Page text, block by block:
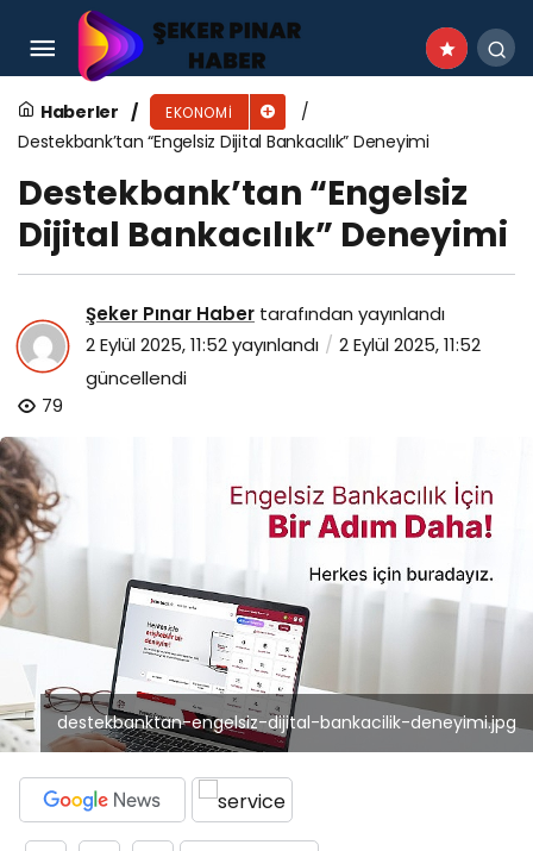
Haberler EKONOMI
Destekbank’tan “Engelsiz Dijital Bankacılık” Deneyimi
Destekbank’tan “Engelsiz
Dijital Bankacılık” Deneyimi
Şeker Pınar Haber tarafından yayınlandı
2 Eylül 2025, 11:52yayınlandı
2 Eylül 2025, 11:52
güncellendi
79
destekbanktan-engelsiz-dijital-bankacilik-deneyimi.jpg
Destekbank’tan “Engelsiz Dijital Bankacılık”
Deneyimi